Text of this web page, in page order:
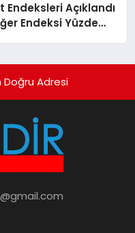
Endeksleri Açıklandı
Endeksi Yüzde
Doğru Adresi